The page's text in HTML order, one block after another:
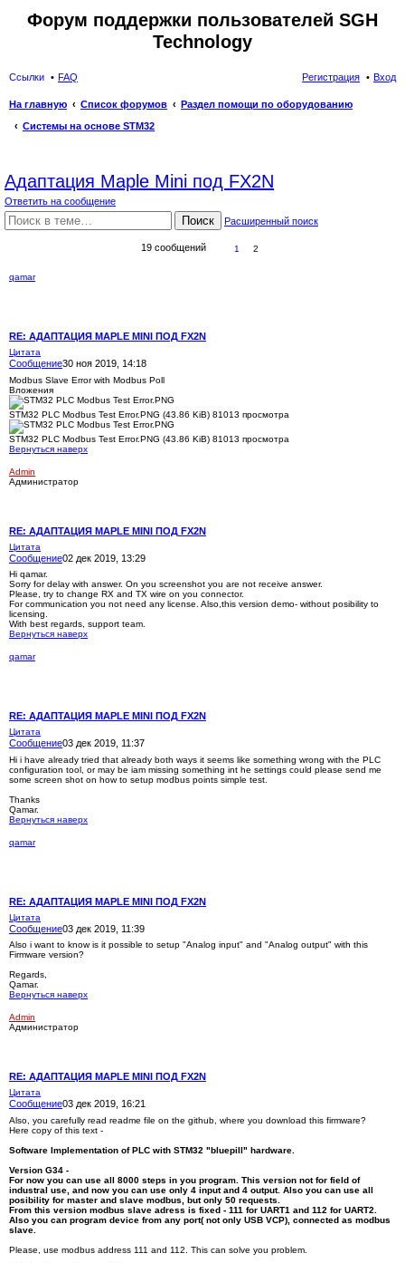
Форум поддержки пользователей SGH
Technology
Ссылки FAQ Вход
Регистрация
На главную Список форумов
Раздел помощи по оборудованию
Системы на основе STM32
Адаптация Maple Mini под FX2N
Ответить на сообщение
Поиск Расширенный поиск
19 сообщений 1 2
qamar
RE: АДАПТАЦИЯ MAPLE MINI ПОД FX2N
Цитата
Сообщение30 ноя 2019, 14:18
Modbus Slave Error with Modbus Poll
Вложения
STM32 PLC Modbus Test Error.PNG (43.86 KiB) 81013 просмотра
STM32 PLC Modbus Test Error.PNG (43.86 KiB) 81013 просмотра
Вернуться наверх
Admin
Администратор
RE: АДАПТАЦИЯ MAPLE MINI ПОД FX2N
Цитата
Сообщение02 дек 2019, 13:29
Hi qamar.
Sorry for delay with answer. On you screenshot you are not receive answer.
Please, try to change RX and TX wire on you connector.
For communication you not need any license. Also,this version demo- without posibility to
licensing.
With best regards, support team.
Вернуться наверх
qamar
RE: АДАПТАЦИЯ MAPLE MINI ПОД FX2N
Цитата
Сообщение03 дек 2019, 11:37
Hi i have already tried that already both ways it seems like something wrong with the PLC
configuration tool, or may be iam missing something int he settings could please send me
some screen shot on how to setup modbus points simple test.
Thanks
Qamar.
Вернуться наверх
qamar
RE: АДАПТАЦИЯ MAPLE MINI ПОД FX2N
Цитата
Сообщение03 дек 2019, 11:39
Also i want to know is it possible to setup "Analog input" and "Analog output" with this
Firmware version?
Regards,
Qamar.
Вернуться наверх
Admin
Администратор
RE: АДАПТАЦИЯ MAPLE MINI ПОД FX2N
Цитата
Сообщение03 дек 2019, 16:21
Also, you carefully read readme file on the github, where you download this firmware?
Here copy of this text -
Software Implementation of PLC with STM32 "bluepill" hardware.
Version G34 -
For now you can use all 8000 steps in you program. This version not for field of
industral use, and now you can use only 4 input and 4 output. Also you can use all
posibility for master and slave modbus, but only 50 requests.
From this version modbus slave adress is fixed - 111 for UART1 and 112 for UART2.
Also you can program device from any port( not only USB VCP), connected as modbus
slave.
Please, use modbus address 111 and 112. This can solve you problem.